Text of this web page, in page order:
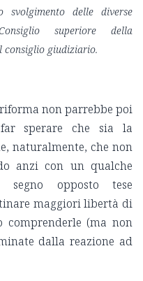
delle diverse
superiore della
consiglio giudiziario.
non parrebbe poi
sperare che sia la
naturalmente, che non
anzi con un qualche
opposto tese
maggiori libertà di
comprenderle (ma non
dalla reazione ad